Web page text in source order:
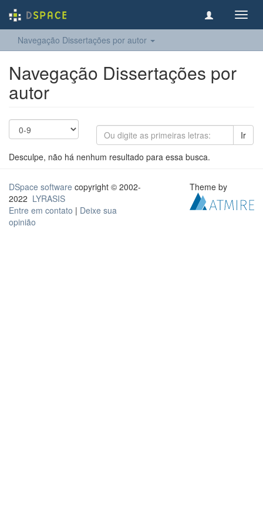
Navegação Dissertações por autor
Navegação Dissertações por
autor
Ir
Desculpe, não há nenhum resultado para essa busca.
DSpace software copyright © 2002-
2022 LYRASIS
Entre em contato | Deixe sua
opinião
Theme by